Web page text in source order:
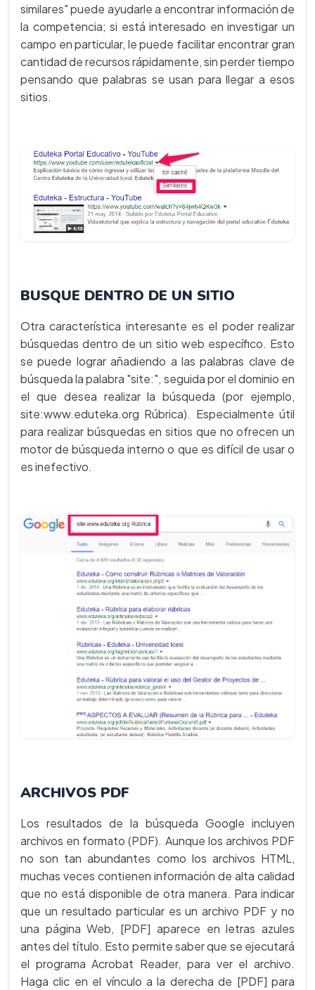
similares" puede ayudarle a encontrar información de
la competencia; si está interesado en investigar un
campo en particular, le puede facilitar encontrar gran
cantidad de recursos rápidamente, sin perder tiempo
pensando que palabras se usan para llegar a esos
sitios.
BUSQUE DENTRO DE UN SITIO
Otra característica interesante es el poder realizar
búsquedas dentro de un sitio web específico. Esto
se puede lograr añadiendo a las palabras clave de
búsqueda la palabra "site:", seguida por el dominio en
el que desea realizar la búsqueda (por ejemplo,
site:www.eduteka.org Rúbrica). Especialmente útil
para realizar búsquedas en sitios que no ofrecen un
motor de búsqueda interno o que es difícil de usar o
es inefectivo.
ARCHIVOS PDF
Los resultados de la búsqueda Google incluyen
archivos en formato (PDF). Aunque los archivos PDF
no son tan abundantes como los archivos HTML,
muchas veces contienen información de alta calidad
que no está disponible de otra manera. Para indicar
que un resultado particular es un archivo PDF y no
una página Web, [PDF] aparece en letras azules
antes del título. Esto permite saber que se ejecutará
el programa Acrobat Reader, para ver el archivo.
Haga clic en el vínculo a la derecha de [PDF] para